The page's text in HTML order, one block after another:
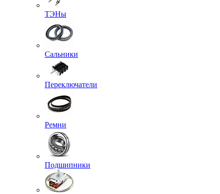
ТЭНы
Сальники
Переключатели
Ремни
Подшипники